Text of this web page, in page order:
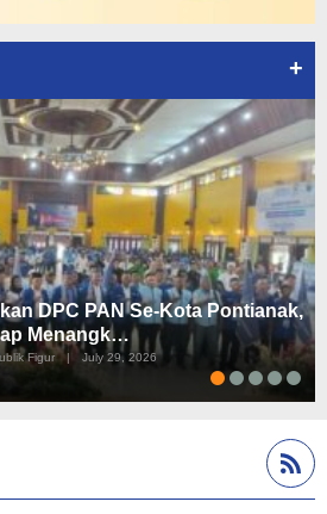
+
DPC PAN Se-Kota Pontianak,
Menangk…
Figur | July 29, 2026